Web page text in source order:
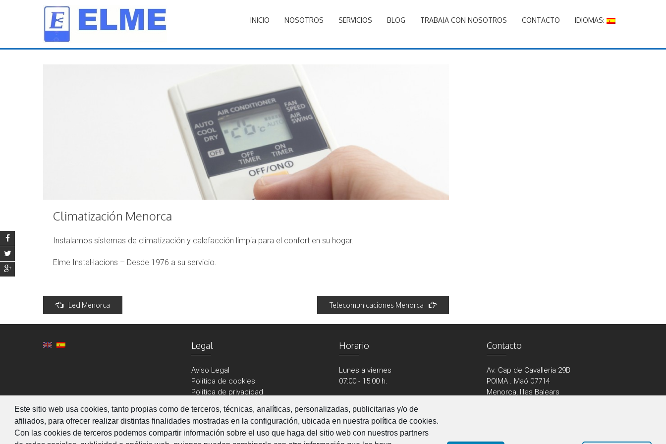
Este sitio web usa cookies, tanto propias como de terceros, técnicas, analíticas, personalizadas, publicitarias y/o de
afiliados, para ofrecer realizar distintas finalidades mostradas en la configuración, ubicada en nuestra política de cookies.
Con las cookies de terceros podemos compartir información sobre el uso que haga del sitio web con nuestros partners
INICIO NOSOTROS SERVICIOS BLOG TRABAJA CON NOSOTROS CONTACTO IDIOMAS:
Climatización Menorca
Instalamos sistemas de climatización y calefacción limpia para el confort en su hogar.
Elme Instal·lacions – Desde 1976 a su servicio.
Post
navigation
Led Menorca Telecomunicaciones Menorca
Legal
Aviso Legal
Política de cookies
Política de privacidad
Horario
Lunes a viernes
07:00 - 15:00 h.
Contacto
Av. Cap de Cavalleria 29B
POIMA . Maó 07714
Menorca, Illes Balears